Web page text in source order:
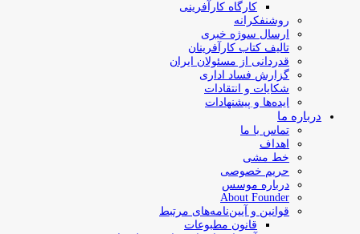
کارگاه کارآفرینی
روشنفکرانه
ارسال سوژه‌ خبری
تالیف کتاب کارآفرینان
قدردانی از مسئولان ایران
گزارش فساد اداری
شکایات و انتقادات
ایده‌ها و پیشنهادات
درباره ما
تماس با ما
اهداف
خط مشی
حریم خصوصی
درباره موسس
About Founder
قوانین و آیین‌نامه‌های مرتبط
‌قانون مطبوعات